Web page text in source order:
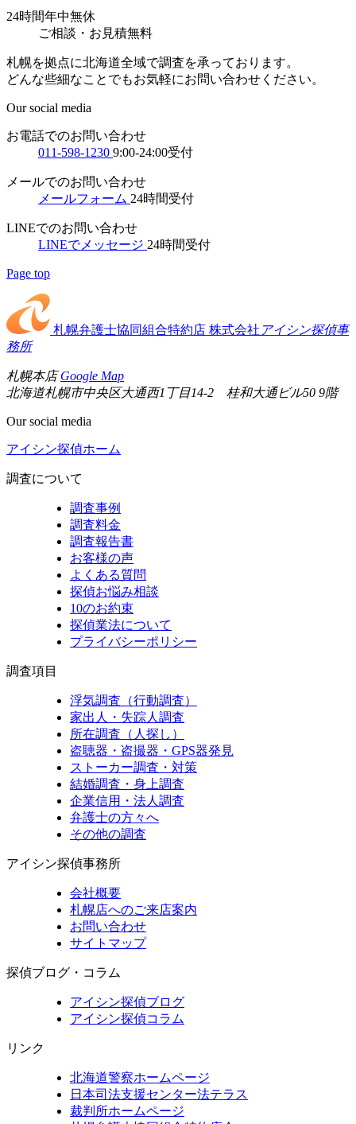
24時間年中無休
ご相談 ・ お見積無料
札幌を拠点に北海道全域で調査を承っております。
どんな些細なことでもお気軽にお問い合わせください。
Our social media
お電話でのお問い合わせ
011-598-1230 9:00-24:00受付
メールでのお問い合わせ
メールフォーム 24時間受付
LINEでのお問い合わせ
LINEでメッセージ 24時間受付
Page top
札幌弁護士協同組合特約店 株式会社 アイシン探偵事
務所
札幌本店Google Map
北海道札幌市中央区大通西1丁目14-2 桂和大通ビル50 9階
Our social media
アイシン探偵ホーム
調査について
調査事例
調査料金
調査報告書
お客様の声
よくある質問
探偵お悩み相談
10のお約束
探偵業法について
プライバシーポリシー
調査項目
浮気調査（行動調査）
家出人・失踪人調査
所在調査（人探し）
盗聴器・盗撮器・GPS器発見
ストーカー調査・対策
結婚調査・身上調査
企業信用・法人調査
弁護士の方々へ
その他の調査
アイシン探偵事務所
会社概要
札幌店へのご来店案内
お問い合わせ
サイトマップ
探偵ブログ・コラム
アイシン探偵ブログ
アイシン探偵コラム
リンク
北海道警察ホームページ
日本司法支援センター法テラス
裁判所ホームページ